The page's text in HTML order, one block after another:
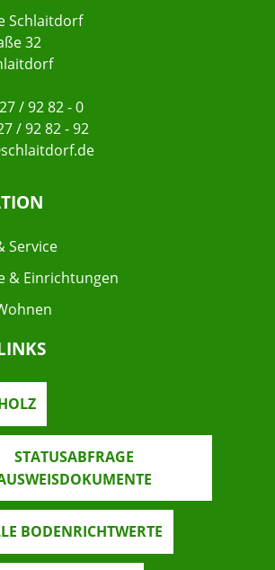
Schlaitdorf
32
/ 92 82 - 0
/ 92 82 - 92
Service
& Einrichtungen
STATUSABFRAGE
BODENRICHTWERTE